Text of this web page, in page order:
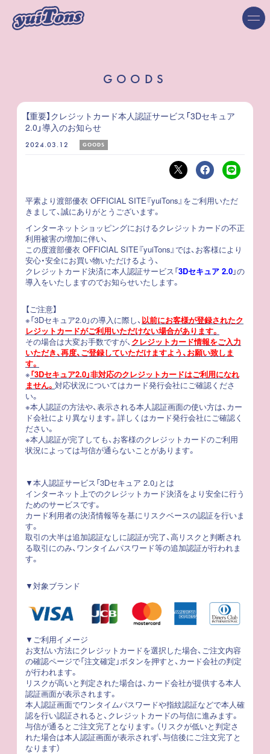
GOODS
【重要】クレジットカード本人認証サービス「3Dセキュア
2.0」導入のお知らせ
2024.03.12 GOODS
平素より渡部優衣 OFFICIAL SITE『yuiTons』をご利用いただ
きまして、誠にありがとうございます。
インターネットショッピングにおけるクレジットカードの不正
利用被害の増加に伴い、
この度渡部優衣 OFFICIAL SITE『yuiTons』では、お客様により
安心・安全にお買い物いただけるよう、
クレジットカード決済に本人認証サービス「3Dセキュア 2.0」の
導入をいたしますのでお知らせいたします。
【ご注意】
※「3Dセキュア2.0」の導入に際し、以前にお客様が登録されたク
レジットカードがご利用いただけない場合があります。
その場合は大変お手数ですが、クレジットカード情報をご入力
いただき、再度、ご登録していただけますよう、お願い致しま
す。
※「3Dセキュア2.0」非対応のクレジットカードはご利用になれ
ません。 対応状況についてはカード発行会社にご確認くださ
い。
※本人認証の方法や、表示される本人認証画面の使い方は、カー
ド会社により異なります。詳しくはカード発行会社にご確認く
ださい。
※本人認証が完了しても、お客様のクレジットカードのご利用
状況によっては与信が通らないことがあります。
▼本人認証サービス「3Dセキュア 2.0」とは
インターネット上でのクレジットカード決済をより安全に行う
ためのサービスです。
カード利用者の決済情報等を基にリスクベースの認証を行いま
す。
取引の大半は追加認証なしに認証が完了、高リスクと判断され
る取引にのみ、ワンタイムパスワード等の追加認証が行われま
す。
▼対象ブランド
▼ご利用イメージ
お支払い方法にクレジットカードを選択した場合、ご注文内容
の確認ページで「注文確定」ボタンを押すと、カード会社の判定
が行われます。
リスクが高いと判定された場合は、カード会社が提供する本人
認証画面が表示されます。
本人認証画面でワンタイムパスワードや指紋認証などで本人確
認を行い認証されると、クレジットカードの与信に進みます。
与信が通るとご注文完了となります。（リスクが低いと判定さ
れた場合は本人認証画面が表示されず、与信後にご注文完了と
なります）